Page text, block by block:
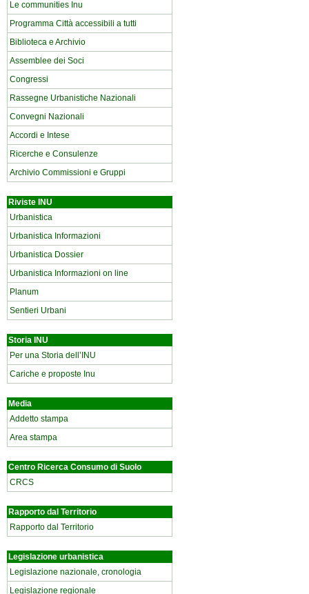
Le communities Inu
Programma Città accessibili a tutti
Biblioteca e Archivio
Assemblee dei Soci
Congressi
Rassegne Urbanistiche Nazionali
Convegni Nazionali
Accordi e Intese
Ricerche e Consulenze
Archivio Commissioni e Gruppi
Riviste INU
Urbanistica
Urbanistica Informazioni
Urbanistica Dossier
Urbanistica Informazioni on line
Planum
Sentieri Urbani
Storia INU
Per una Storia dell’INU
Cariche e proposte Inu
Media
Addetto stampa
Area stampa
Centro Ricerca Consumo di Suolo
CRCS
Rapporto dal Territorio
Rapporto dal Territorio
Legislazione urbanistica
Legislazione nazionale, cronologia
Legislazione regionale